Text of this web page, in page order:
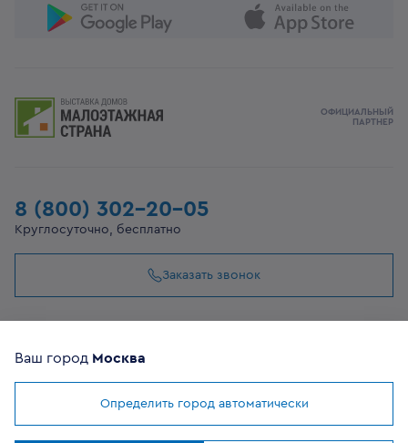
Мы используем cookies
8 (800) 302-20-05
Круглосуточно, бесплатно
Заказать звонок
ОФИЦИАЛЬНЫЙ
ПАРТНЕР
©2026VEKA
Ваш город Москва
Определить город автоматически